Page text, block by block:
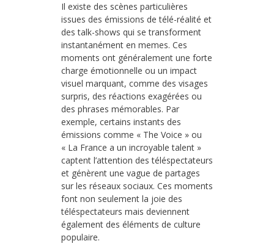
Il existe des scènes particulières
issues des émissions de télé-réalité et
des talk-shows qui se transforment
instantanément en memes. Ces
moments ont généralement une forte
charge émotionnelle ou un impact
visuel marquant, comme des visages
surpris, des réactions exagérées ou
des phrases mémorables. Par
exemple, certains instants des
émissions comme « The Voice » ou
« La France a un incroyable talent »
captent l’attention des téléspectateurs
et génèrent une vague de partages
sur les réseaux sociaux. Ces moments
font non seulement la joie des
téléspectateurs mais deviennent
également des éléments de culture
populaire.